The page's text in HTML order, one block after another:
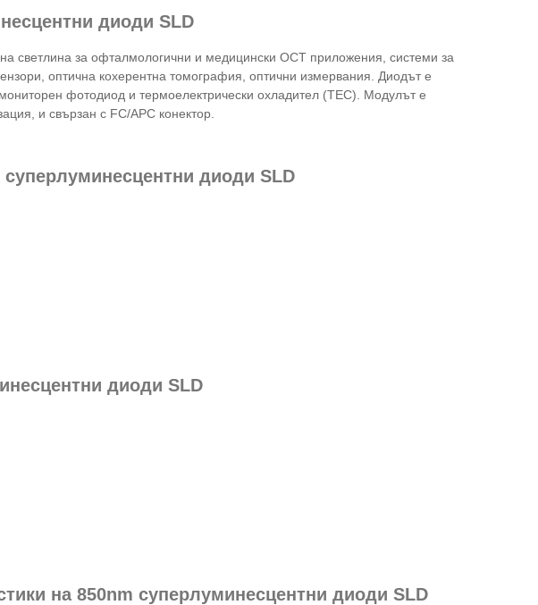
диоди SLD
светлина за офталмологични и медицински OCT приложения, системи за
оптична кохерентна томография, оптични измервания. Диодът е
фотодиод и термоелектрически охладител (TEC). Модулът е
и свързан с FC/APC конектор.
суперлуминесцентни диоди SLD
диоди SLD
на 850nm суперлуминесцентни диоди SLD